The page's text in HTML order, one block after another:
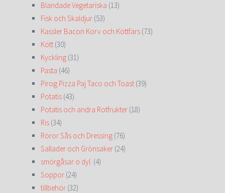
Blandade Vegetariska (13)
Fisk och Skaldjur (53)
Kassler Bacon Korv och Köttfärs (73)
Kött (30)
Kyckling (31)
Pasta (46)
Pirog Pizza Paj Taco och Toast (39)
Potatis (43)
Potatis och andra Rotfrukter (18)
Ris (34)
Röror Sås och Dressing (76)
Sallader och Grönsaker (24)
smörgåsar o dyl. (4)
Soppor (24)
tillbehör (32)